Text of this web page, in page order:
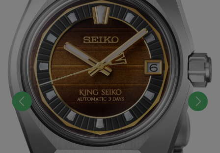
前へ 次へ